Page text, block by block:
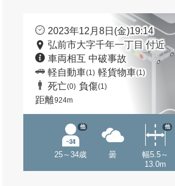
2023年12月8日(金)19:14
弘前市大字千年一丁目 付近
車両相互 中破事故
軽自動車(1) 軽貨物車(1)
死亡(0) 負傷(1)
距離924m
25～34歳
他
曇
幅5.5～
13.0m
他